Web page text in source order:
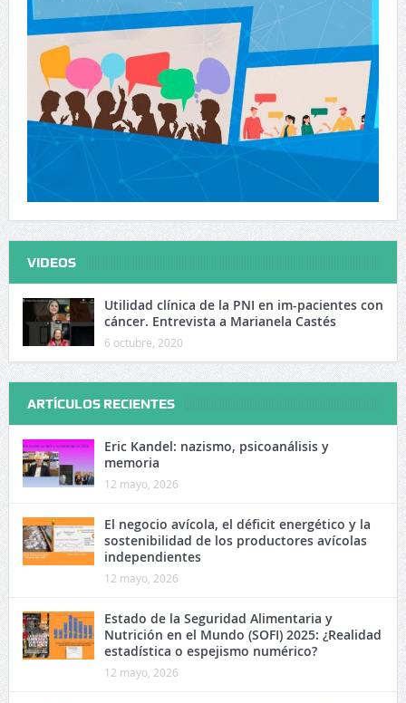
VIDEOS
Utilidad clínica de la PNI en im-pacientes con
cáncer. Entrevista a Marianela Castés
6 octubre, 2020
ARTÍCULOS RECIENTES
Eric Kandel: nazismo, psicoanálisis y
memoria
12 mayo, 2026
El negocio avícola, el déficit energético y la
sostenibilidad de los productores avícolas
independientes
12 mayo, 2026
Estado de la Seguridad Alimentaria y
Nutrición en el Mundo (SOFI) 2025: ¿Realidad
estadística o espejismo numérico?
12 mayo, 2026